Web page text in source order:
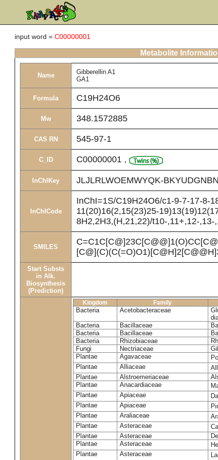
input word = C00000001
Metabolite
Name
Gibberellin A1
GA1
Formula C19H24O6
Mw 348.1572885
CAS RN 545-97-1
C_ID C00000001 ,
InChIKey JLJLRLWOEMWYQK-
InChICode
InChI=1S/C19H24O6/c1-9-7-17-8-
11(20)16(2,15(23)25-
8H2,2H3,(H,21,22)/t10-,11+,12-
SMILES
Start Substs
in Alk.
Biosynthesis
(Prediction)
Kingdom Family
Bacteria Acetobacteraceae
Bacteria
Bacillaceae
Bacteria
Bacillaceae
Bacteria
Rhizobiaceae
Fungi
Nectriaceae
Plantae
Agavaceae
Plantae
Alliaceae
Plantae
Alstroemeriaceae
Plantae
Anacardiaceae
Plantae
Apiaceae
Plantae
Apiaceae
Plantae
Araliaceae
Plantae
Asteraceae
Plantae
Asteraceae
Plantae
Asteraceae
Plantae
Asteraceae